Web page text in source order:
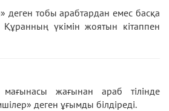
деген тобы арабтардан емес басқа
үкімін жоятын кітаппен
мағынасы жағынан араб тілінде
деген ұғымды білдіреді.